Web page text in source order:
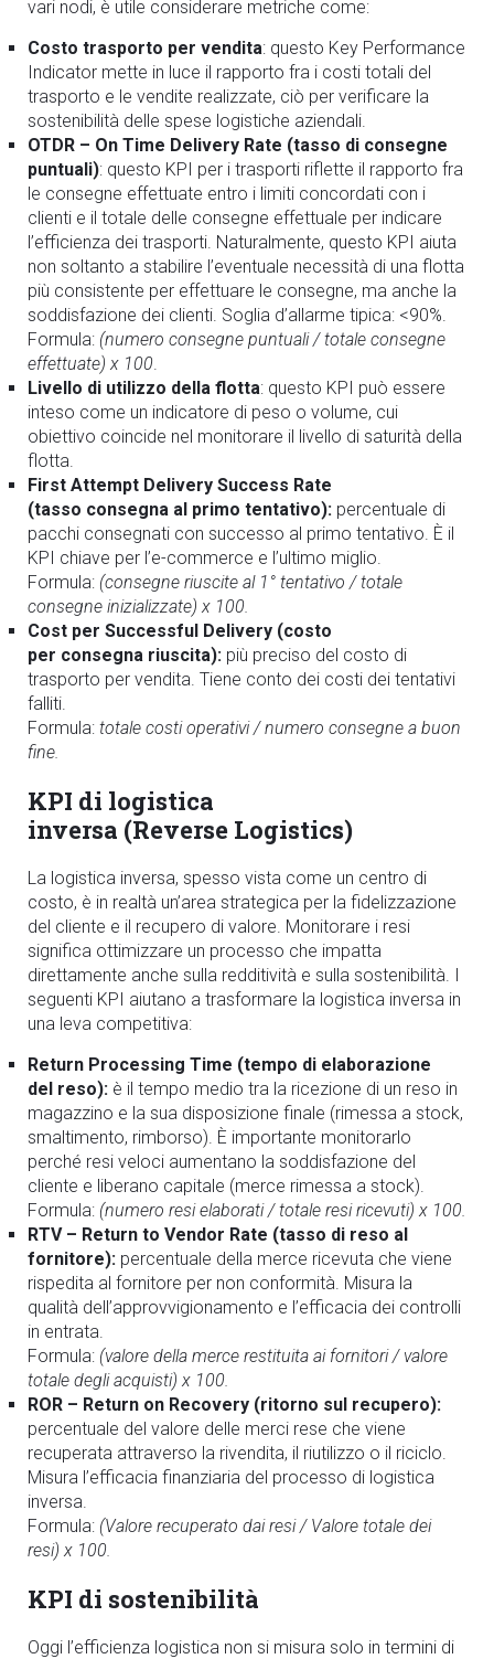
vari nodi, è utile considerare metriche come:
Costo trasporto per vendita: questo Key Performance
Indicator mette in luce il rapporto fra i costi totali del
trasporto e le vendite realizzate, ciò per verificare la
sostenibilità delle spese logistiche aziendali.
OTDR – On Time Delivery Rate (tasso di consegne
puntuali): questo KPI per i trasporti riflette il rapporto fra
le consegne effettuate entro i limiti concordati con i
clienti e il totale delle consegne effettuale per indicare
l’efficienza dei trasporti. Naturalmente, questo KPI aiuta
non soltanto a stabilire l’eventuale necessità di una flotta
più consistente per effettuare le consegne, ma anche la
soddisfazione dei clienti. Soglia d’allarme tipica: <90%.
Formula: (numero consegne puntuali / totale consegne
effettuate) x 100.
Livello di utilizzo della flotta: questo KPI può essere
inteso come un indicatore di peso o volume, cui
obiettivo coincide nel monitorare il livello di saturità della
flotta.
First Attempt Delivery Success Rate
(tasso consegna al primo tentativo): percentuale di
pacchi consegnati con successo al primo tentativo. È il
KPI chiave per l’e-commerce e l’ultimo miglio.
Formula: (consegne riuscite al 1° tentativo / totale
consegne inizializzate) x 100.
Cost per Successful Delivery (costo
per consegna riuscita): più preciso del costo di
trasporto per vendita. Tiene conto dei costi dei tentativi
falliti.
Formula: totale costi operativi / numero consegne a buon
fine.
KPI di logistica
inversa (Reverse Logistics)
La logistica inversa, spesso vista come un centro di
costo, è in realtà un’area strategica per la fidelizzazione
del cliente e il recupero di valore. Monitorare i resi
significa ottimizzare un processo che impatta
direttamente anche sulla redditività e sulla sostenibilità. I
seguenti KPI aiutano a trasformare la logistica inversa in
una leva competitiva:
Return Processing Time (tempo di elaborazione
del reso): è il tempo medio tra la ricezione di un reso in
magazzino e la sua disposizione finale (rimessa a stock,
smaltimento, rimborso). È importante monitorarlo
perché resi veloci aumentano la soddisfazione del
cliente e liberano capitale (merce rimessa a stock).
Formula: (numero resi elaborati / totale resi ricevuti) x 100.
RTV – Return to Vendor Rate (tasso di reso al
fornitore): percentuale della merce ricevuta che viene
rispedita al fornitore per non conformità. Misura la
qualità dell’approvvigionamento e l’efficacia dei controlli
in entrata.
Formula: (valore della merce restituita ai fornitori / valore
totale degli acquisti) x 100.
ROR – Return on Recovery (ritorno sul recupero):
percentuale del valore delle merci rese che viene
recuperata attraverso la rivendita, il riutilizzo o il riciclo.
Misura l’efficacia finanziaria del processo di logistica
inversa.
Formula: (Valore recuperato dai resi / Valore totale dei
resi) x 100.
KPI di sostenibilità
Oggi l’efficienza logistica non si misura solo in termini di